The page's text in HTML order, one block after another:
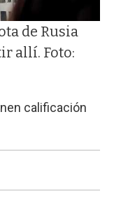
de Rusia
allí. Foto:
calificación